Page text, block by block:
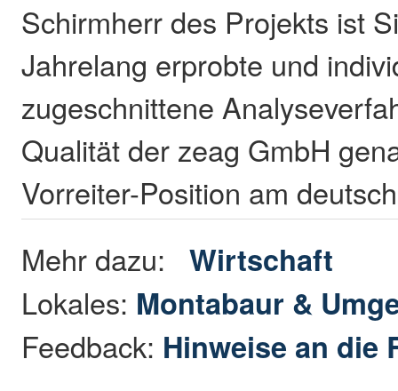
Schirmherr des Projekts ist
Jahrelang erprobte und
zugeschnittene
Qualität der zeag GmbH
Vorreiter-Position am
Mehr dazu:Wirtschaft
Lokales: Montabaur &
Feedback: Hinweise an die